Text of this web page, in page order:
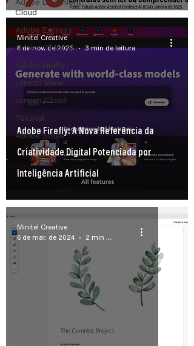
Adobe Document
Cloud
Adobe Express
Lumion Tutorial
Adobe Firefly
Lumion View
Lumion Cloud
Tutorial
Adobe Stock
Adobe Firefly: A Nova Referência da
Criatividade Digital Potenciada por
Inteligência Artificial
Minitel Creative
6 de nov. de 2025
3 min de leitura
Minitel Creative
6 de mar. de 2024
2 min de leitura